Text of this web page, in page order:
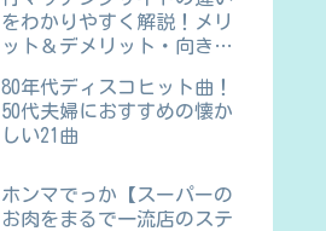
をわかりやすく解説！メリ
ット＆デメリット・向き不
80年代ディスコヒット曲！
50代夫婦におすすめの懐か
しい21曲
ホンマでっか【スーパーの
お肉をまるで一流店のステ